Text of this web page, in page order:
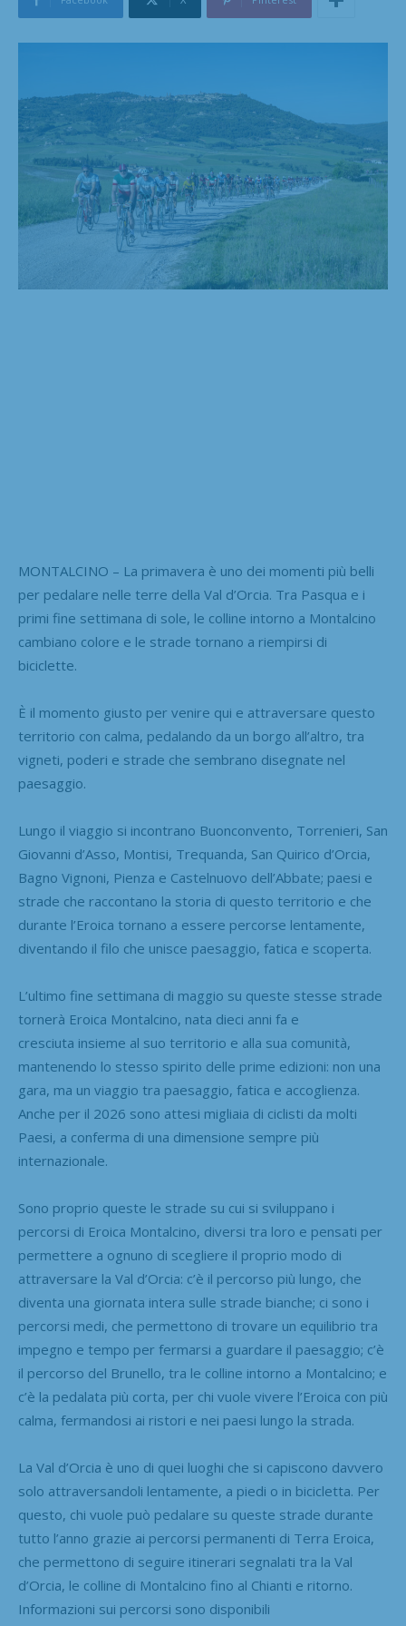
MONTALCINO – La primavera è uno dei momenti più belli
per pedalare nelle terre della Val d’Orcia. Tra Pasqua e i
primi fine settimana di sole, le colline intorno a Montalcino
cambiano colore e le strade tornano a riempirsi di
biciclette.
È il momento giusto per venire qui e attraversare questo
territorio con calma, pedalando da un borgo all’altro, tra
vigneti, poderi e strade che sembrano disegnate nel
paesaggio.
Lungo il viaggio si incontrano Buonconvento, Torrenieri, San
Giovanni d’Asso, Montisi, Trequanda, San Quirico d’Orcia,
Bagno Vignoni, Pienza e Castelnuovo dell’Abbate; paesi e
strade che raccontano la storia di questo territorio e che
durante l’Eroica tornano a essere percorse lentamente,
diventando il filo che unisce paesaggio, fatica e scoperta.
L’ultimo fine settimana di maggio su queste stesse strade
tornerà Eroica Montalcino, nata dieci anni fa e
cresciuta insieme al suo territorio e alla sua comunità,
mantenendo lo stesso spirito delle prime edizioni: non una
gara, ma un viaggio tra paesaggio, fatica e accoglienza.
Anche per il 2026 sono attesi migliaia di ciclisti da molti
Paesi, a conferma di una dimensione sempre più
internazionale.
Sono proprio queste le strade su cui si sviluppano i
percorsi di Eroica Montalcino, diversi tra loro e pensati per
permettere a ognuno di scegliere il proprio modo di
attraversare la Val d’Orcia: c’è il percorso più lungo, che
diventa una giornata intera sulle strade bianche; ci sono i
percorsi medi, che permettono di trovare un equilibrio tra
impegno e tempo per fermarsi a guardare il paesaggio; c’è
il percorso del Brunello, tra le colline intorno a Montalcino; e
c’è la pedalata più corta, per chi vuole vivere l’Eroica con più
calma, fermandosi ai ristori e nei paesi lungo la strada.
La Val d’Orcia è uno di quei luoghi che si capiscono davvero
solo attraversandoli lentamente, a piedi o in bicicletta. Per
questo, chi vuole può pedalare su queste strade durante
tutto l’anno grazie ai percorsi permanenti di Terra Eroica,
che permettono di seguire itinerari segnalati tra la Val
d’Orcia, le colline di Montalcino fino al Chianti e ritorno.
Informazioni sui percorsi sono disponibili